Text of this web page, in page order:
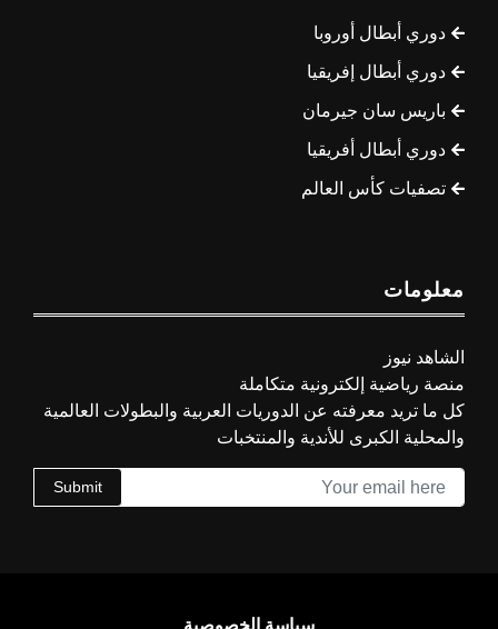
دوري أبطال أوروبا
دوري أبطال إفريقيا
باريس سان جيرمان
دوري أبطال أفريقيا
تصفيات كأس العالم
معلومات
الشاهد نيوز
منصة رياضية إلكترونية متكاملة
كل ما تريد معرفته عن الدوريات العربية والبطولات العالمية
والمحلية الكبرى للأندية والمنتخبات
Submit